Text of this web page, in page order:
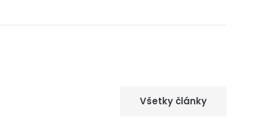
Všetky články